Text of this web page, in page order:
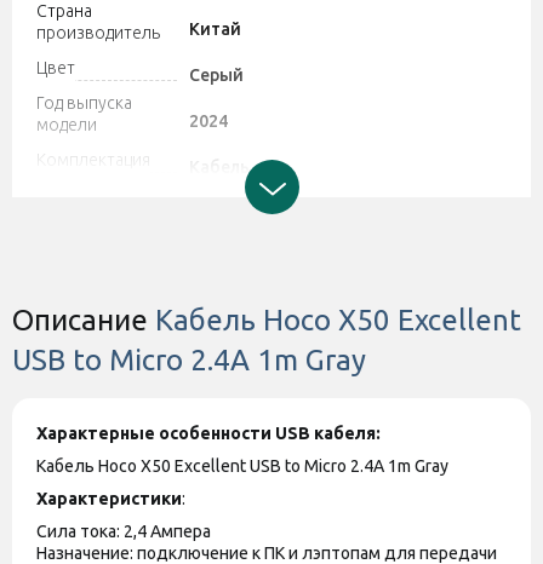
Страна
производитель
Китай
Цвет
Серый
Год выпуска
модели
2024
Комплектация
Производитель может изменять
Штрихкод
6931474734228
Описание Кабель Hoco X50 Excellent
USB to Micro 2.4A 1m Gray
Характерные особенности USB кабеля:
Кабель Hoco X50 Excellent USB to Micro 2.4A 1m Gray
Характеристики:
Сила тока: 2,4 Ампера
Назначение: подключение к ПК и лэптопам для передачи